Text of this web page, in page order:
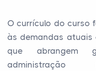
O currículo do curso
às demandas atuais
que abrangem
administração